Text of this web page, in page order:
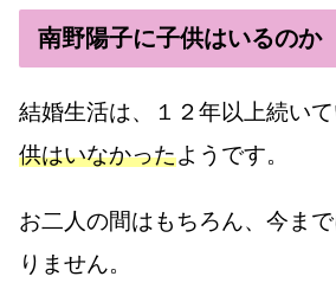
南野陽子に子供はいるのか
結婚生活は、１２年以上続いて
供はいなかったようです。
お二人の間はもちろん、今ま
りません。